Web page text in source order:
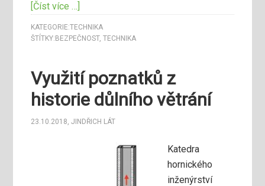
[Číst více …]
KATEGORIE:TECHNIKA
ŠTÍTKY: BEZPEČNOST,TECHNIKA
Využití poznatků z
historie důlního větrání
23.10.2018,JINDŘICH LÁT
Katedra
hornického
inženýrství